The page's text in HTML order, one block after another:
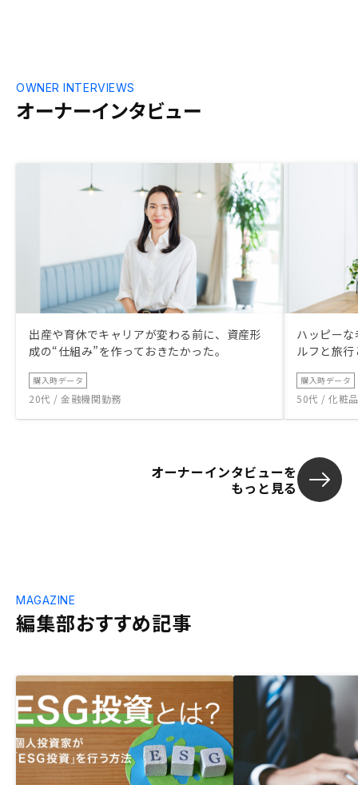
オーナーインタビュー
OWNER INTERVIEWS
出産や育休でキャリアが変わる前に、資産形
成の“仕組み”を作っておきたかった。
購入時データ
20代 / 金融機関勤務
ハッピー
ルフと旅
購入時データ
50代 / 化粧
オーナーインタビューを
もっと見る
編集部おすすめ記事
MAGAZINE